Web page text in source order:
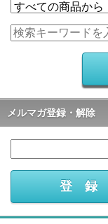
メルマガ登録・解除